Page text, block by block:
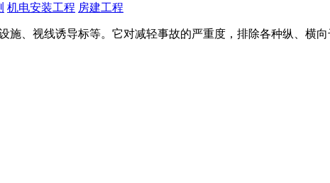
机电安装工程 房建工程
、视线诱导标等。它对减轻事故的严重度，排除各种纵、横